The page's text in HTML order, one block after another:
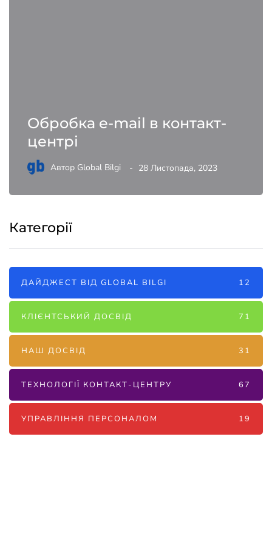
Обробка e-mail в контакт-
центрі
Автор Global Bilgi 28 Листопада, 2023
Категорії
ДАЙДЖЕСТ ВІД GLOBAL BILGI 12
КЛІЄНТСЬКИЙ ДОСВІД 71
НАШ ДОСВІД 31
ТЕХНОЛОГІЇ КОНТАКТ-ЦЕНТРУ 67
УПРАВЛІННЯ ПЕРСОНАЛОМ 19